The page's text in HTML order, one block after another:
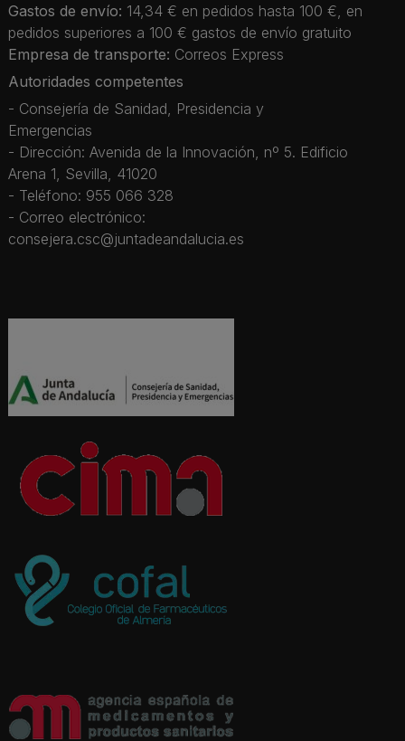
Gastos de envío: 14,34 € en pedidos hasta 100 €, en
pedidos superiores a 100 € gastos de envío gratuito
Empresa de transporte: Correos Express
Autoridades competentes
- Consejería de Sanidad, Presidencia y
Emergencias
- Dirección: Avenida de la Innovación, nº 5. Edificio
Arena 1, Sevilla, 41020
- Teléfono: 955 066 328
- Correo electrónico:
consejera.csc@juntadeandalucia.es